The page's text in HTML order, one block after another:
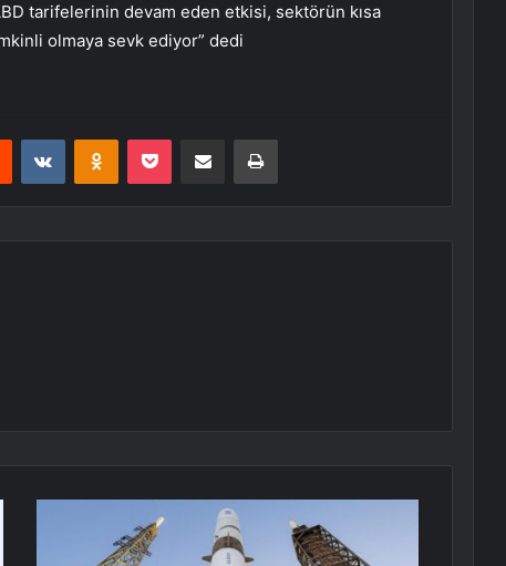
tarifelerinin devam eden etkisi, sektörün kısa
olmaya sevk ediyor” dedi
Reddit VKontakteOdnoklassniki
Pocket E-Posta ile paylaş Yazdır